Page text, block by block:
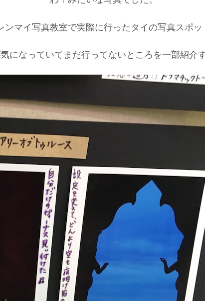
マイ写真教室で実際に行ったタイの写真スポッ
になっていてまだ行ってないところを一部紹介